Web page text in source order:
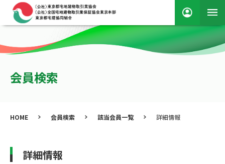
会員検索
HOME 会員検索 該当会員一覧 詳細情報
詳細情報